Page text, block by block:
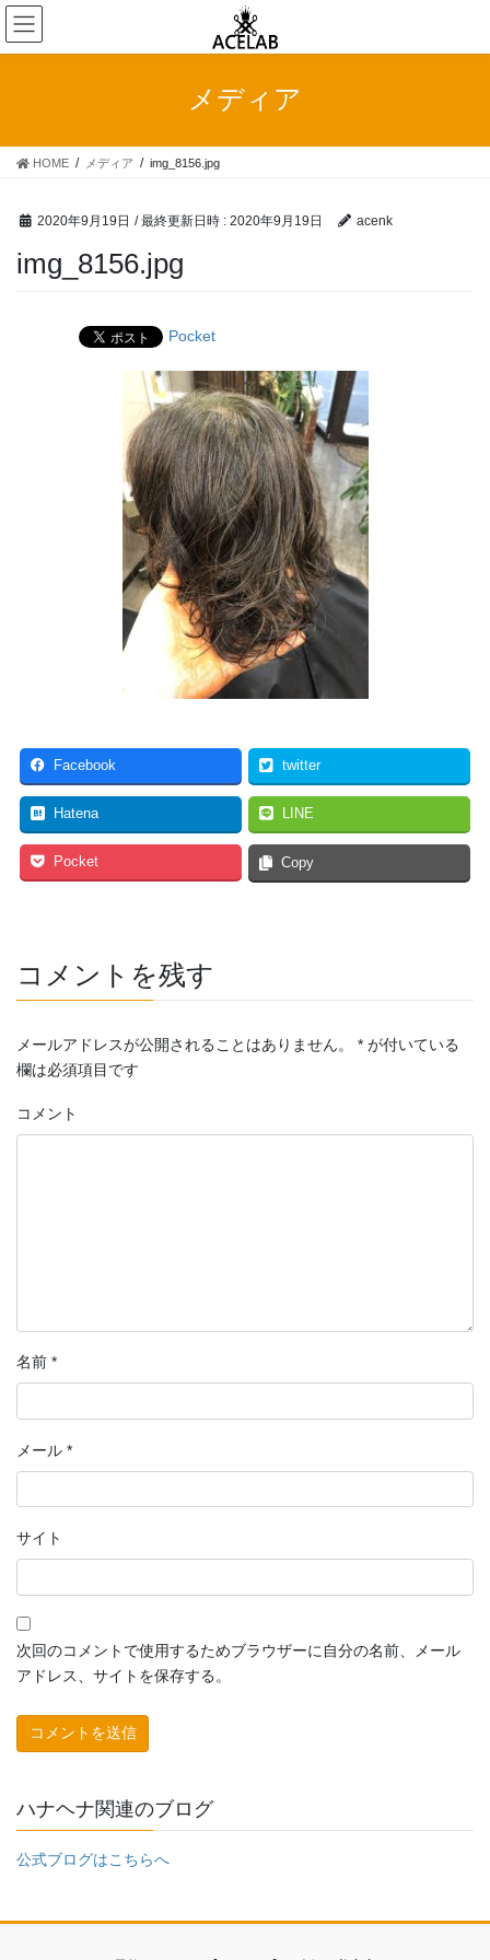
コ
ン
テ
ス
ナ
ビ
ゲ
ン
メディア
HOME メディア img_8156.jpg
2020年9月19日 / 最終更新日時 : 2020年9月19日 acenk
img_8156.jpg
Pocket
Facebook twitter
Hatena LINE
Pocket Copy
コメントを残す
メールアドレスが公開されることはありません。 * が付いている
欄は必須項目です
コメント
名前 *
メール *
サイト
次回のコメントで使用するためブラウザーに自分の名前、メール
アドレス、サイトを保存する。
ハナヘナ関連のブログ
公式ブログはこちらへ